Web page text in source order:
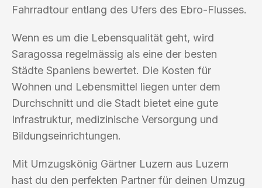
Fahrradtour entlang des Ufers des Ebro-Flusses.
Wenn es um die Lebensqualität geht, wird
Saragossa regelmässig als eine der besten
Städte Spaniens bewertet. Die Kosten für
Wohnen und Lebensmittel liegen unter dem
Durchschnitt und die Stadt bietet eine gute
Infrastruktur, medizinische Versorgung und
Bildungseinrichtungen.
Mit Umzugskönig Gärtner Luzern aus Luzern
hast du den perfekten Partner für deinen Umzug